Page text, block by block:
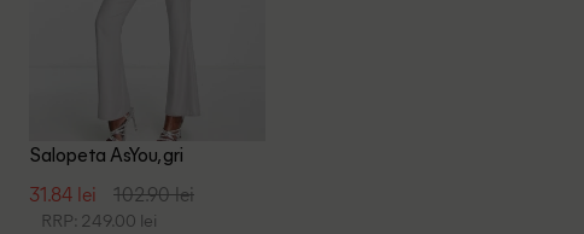
Salopeta AsYou, gri
31.84 lei 102.90 lei
RRP: 249.00 lei